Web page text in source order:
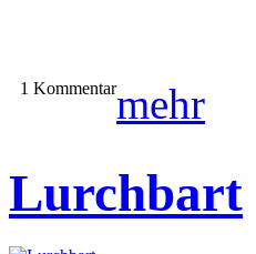
1 Kommentarmehr
Lurchbart